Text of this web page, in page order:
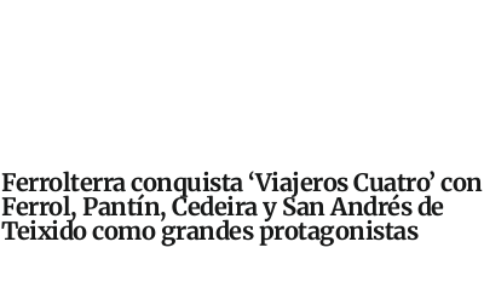
Ferrolterra conquista ‘Viajeros Cuatro’ con
Ferrol, Pantín, Cedeira y San Andrés de
Teixido como grandes protagonistas